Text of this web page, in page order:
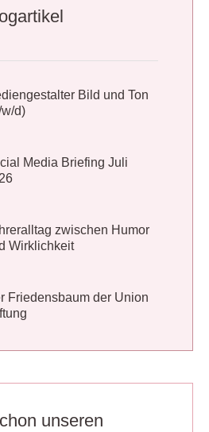
Bild und Ton
d)
Media Briefing Juli
zwischen Humor
Wirklichkeit
Friedensbaum der Union
unseren